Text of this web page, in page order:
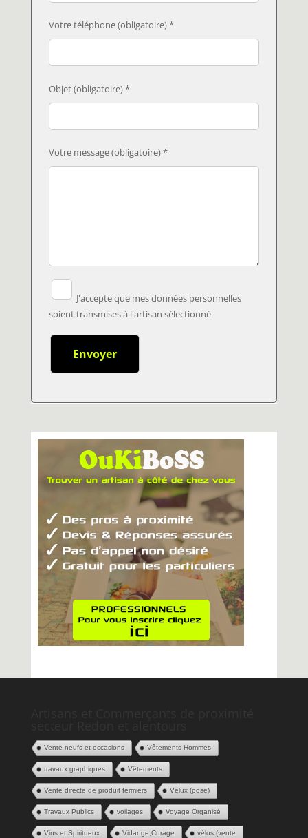
Votre téléphone (obligatoire) *
Objet (obligatoire) *
Votre message (obligatoire) *
J'accepte que mes données personnelles
soient transmises à l'artisan sélectionné
Vente neufs et occasions Vêtements Hommes
travaux graphiques Vêtements
Vente directe de produit fermiers Vélux (pose)
Travaux Publics voilages Voyage Organisé
Vins et Spiritueux Vidange,Curage vélos (vente